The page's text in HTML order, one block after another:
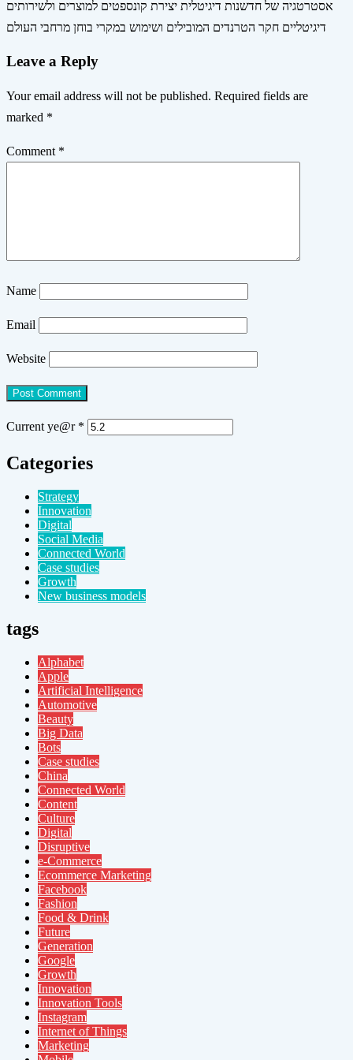
אסטרטגיה של חדשנות דיגיטלית יצירת קונספטים למוצרים ולשירותים
דיגיטליים חקר הטרנדים המובילים ושימוש במקרי בוחן מרחבי העולם
Leave a Reply
Your email address will not be published. Required fields are
marked *
Comment *
Name
Email
Website
Current ye@r *
Categories
Strategy
Innovation
Digital
Social Media
Connected World
Case studies
Growth
New business models
tags
Alphabet
Apple
Artificial Intelligence
Automotive
Beauty
Big Data
Bots
Case studies
China
Connected World
Content
Culture
Digital
Disruptive
e-Commerce
Ecommerce Marketing
Facebook
Fashion
Food & Drink
Future
Generation
Google
Growth
Innovation
Innovation Tools
Instagram
Internet of Things
Marketing